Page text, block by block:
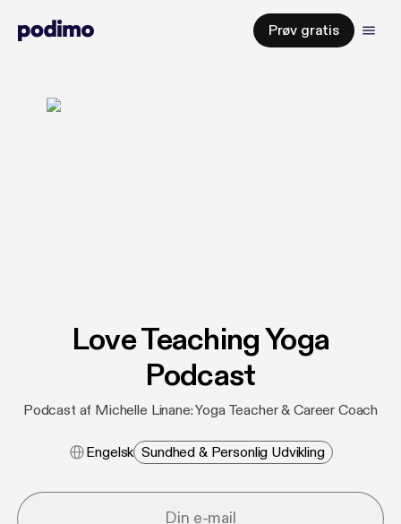
Prøv gratis
Love Teaching Yoga
Podcast
Podcast af Michelle Linane: Yoga Teacher & Career Coach
Engelsk Sundhed & Personlig Udvikling